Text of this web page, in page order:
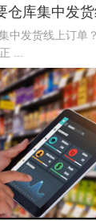
仓库集中发货
中发货线上订单
...